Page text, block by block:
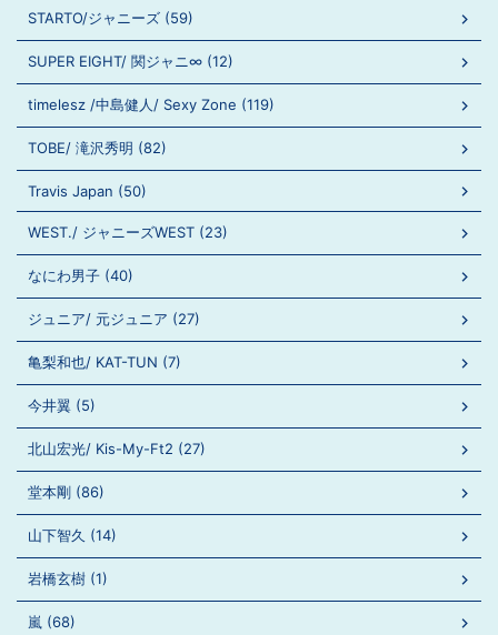
STARTO/ジャニーズ (59)
SUPER EIGHT/ 関ジャニ∞ (12)
timelesz /中島健人/ Sexy Zone (119)
TOBE/ 滝沢秀明 (82)
Travis Japan (50)
WEST./ ジャニーズWEST (23)
なにわ男子 (40)
ジュニア/ 元ジュニア (27)
亀梨和也/ KAT-TUN (7)
今井翼 (5)
北山宏光/ Kis-My-Ft2 (27)
堂本剛 (86)
山下智久 (14)
岩橋玄樹 (1)
嵐 (68)